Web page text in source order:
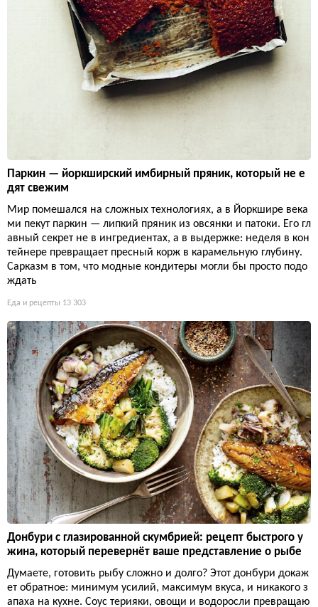
Паркин — йоркширский имбирный пряник, который не е
дят свежим
Мир помешался на сложных технологиях, а в Йоркшире века
ми пекут паркин — липкий пряник из овсянки и патоки. Его гл
авный секрет не в ингредиентах, а в выдержке: неделя в кон
тейнере превращает пресный корж в карамельную глубину.
Сарказм в том, что модные кондитеры могли бы просто подо
ждать
Еда и рецепты 13 303
Донбури с глазированной скумбрией: рецепт быстрого у
жина, который перевернёт ваше представление о рыбе
Думаете, готовить рыбу сложно и долго? Этот донбури докаж
ет обратное: минимум усилий, максимум вкуса, и никакого з
апаха на кухне. Соус терияки, овощи и водоросли превращаю